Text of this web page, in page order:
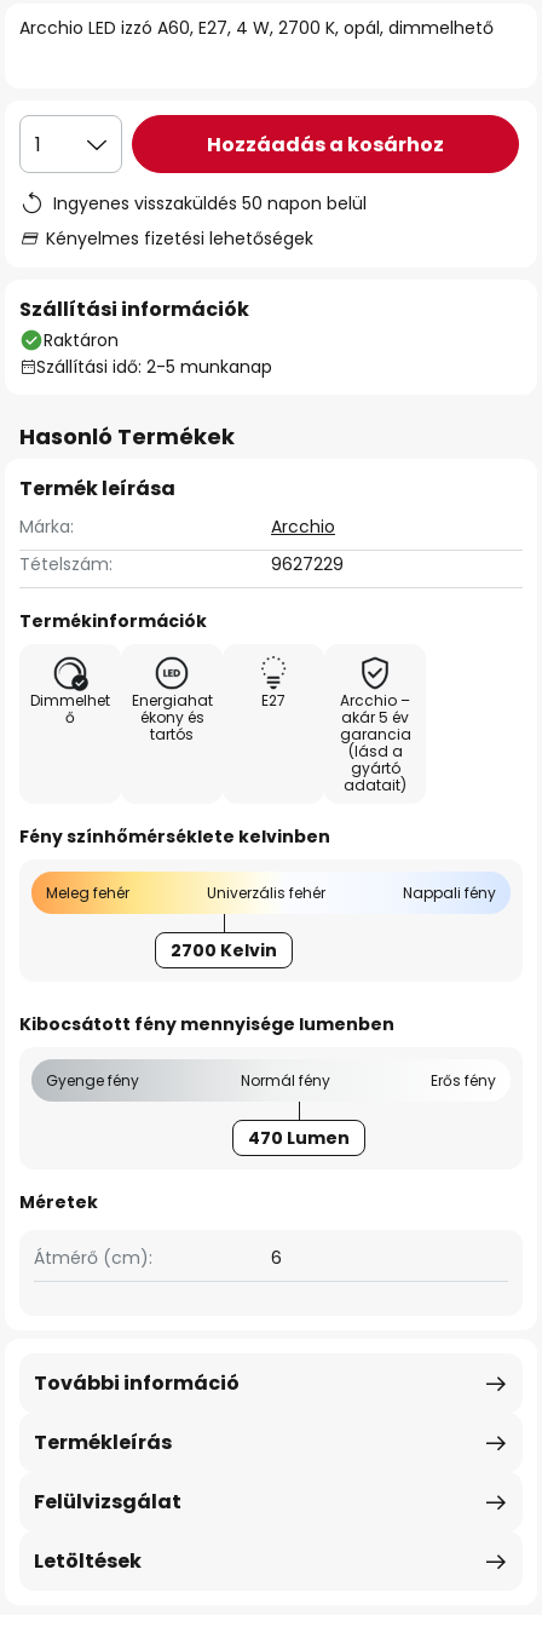
Arcchio LED izzó A60, E27, 4 W, 2700 K, opál, dimmelhető
1 Hozzáadás a kosárhoz
Ingyenes visszaküldés 50 napon belül
Kényelmes fizetési lehetőségek
Szállítási információk
Raktáron
Szállítási idő: 2-5 munkanap
Hasonló Termékek
Termék leírása
Márka:
Arcchio
Tételszám:
9627229
Termékinformációk
Dimmelhet
ő
Energiahat
ékony és
tartós
E27
Arcchio –
akár 5 év
garancia
(lásd a
gyártó
adatait)
Fény színhőmérséklete kelvinben
Meleg fehér Univerzális fehér Nappali fény
2700 Kelvin
Kibocsátott fény mennyisége lumenben
Gyenge fény Normál fény Erős fény
470 Lumen
Méretek
Átmérő (cm): 6
Termékleírás
További információ
Felülvizsgálat
Letöltések